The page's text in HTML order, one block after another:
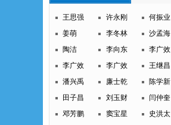
王思强 许永刚 何振业
姜萌
李冬林 沙孟海
陶洁
李向东 李广效
李广效
李广效 王继昌
潘兴禹
廉士乾 陈学新
田子昌
刘玉财 闫仲奎
邓芳鹏
窦宝星 史洪太